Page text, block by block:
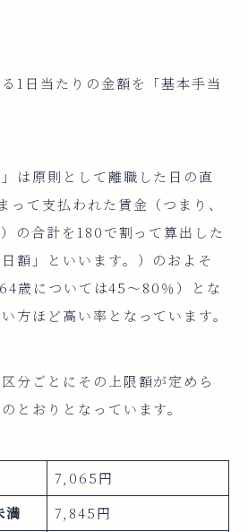
1日当たりの金額を「基本手当
は原則として離職した日の直
って支払われた賃金（つまり、
の合計を180で割って算出した
額」といいます。）のおよそ
歳については45～80％）とな
方ほど高い率となっています。
分ごとにその上限額が定めら
とおりとなっています。
7,065円
満
7,845円